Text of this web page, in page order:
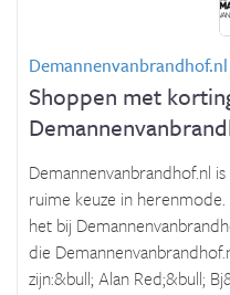
Demannenvanbrandhof.nl
Shoppen met
Demannenvanbrandhof.nl
ruime keuze in
het bij
die
zijn:&bull; Alan Red;&bull;